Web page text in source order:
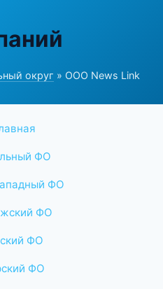
округ » ООО News Link
ФО
ФО
ФО
ФО
ФО